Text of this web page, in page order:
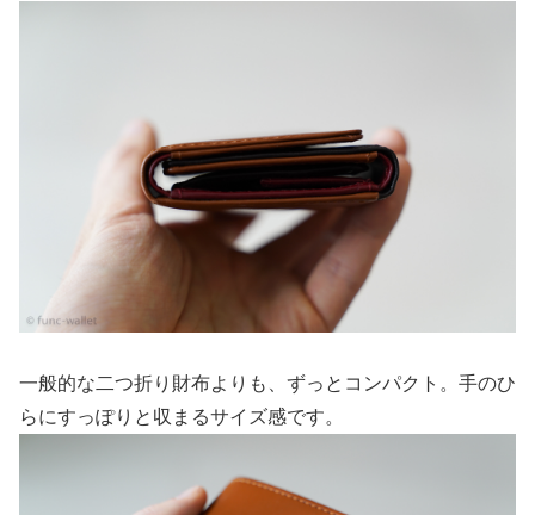
一般的な二つ折り財布よりも、ずっとコンパクト。手のひ
らにすっぽりと収まるサイズ感です。